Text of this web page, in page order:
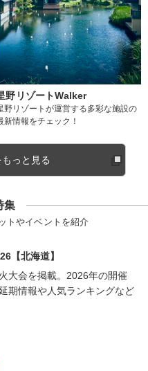
野リゾートWalker
野リゾートが運営する多彩な施設の
新情報をチェック！
っと見る
集
トやイベントを紹介
【北海道】
大会を掲載。2026年の開催
期情報や人気ランキングなど